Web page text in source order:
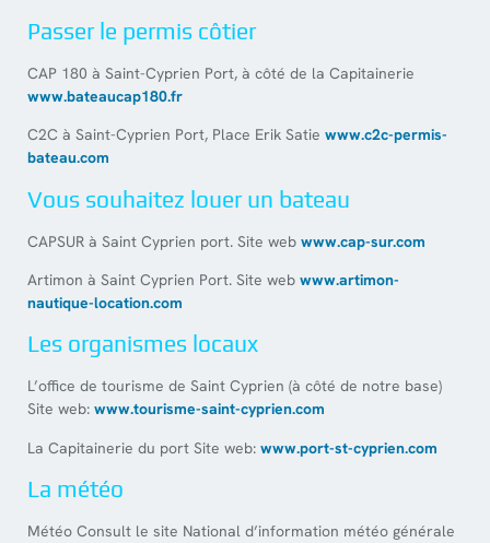
Passer le permis côtier
CAP 180 à Saint-Cyprien Port, à côté de la Capitainerie
www.bateaucap180.fr
C2C à Saint-Cyprien Port, Place Erik Satie www.c2c-permis-
bateau.com
Vous souhaitez louer un bateau
CAPSUR à Saint Cyprien port. Site web www.cap-sur.com
Artimon à Saint Cyprien Port. Site web www.artimon-
nautique-location.com
Les organismes locaux
L’office de tourisme de Saint Cyprien (à côté de notre base)
Site web: www.tourisme-saint-cyprien.com
La Capitainerie du port Site web: www.port-st-cyprien.com
La météo
Météo Consult le site National d’information météo générale